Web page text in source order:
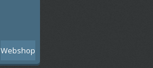
Webshop